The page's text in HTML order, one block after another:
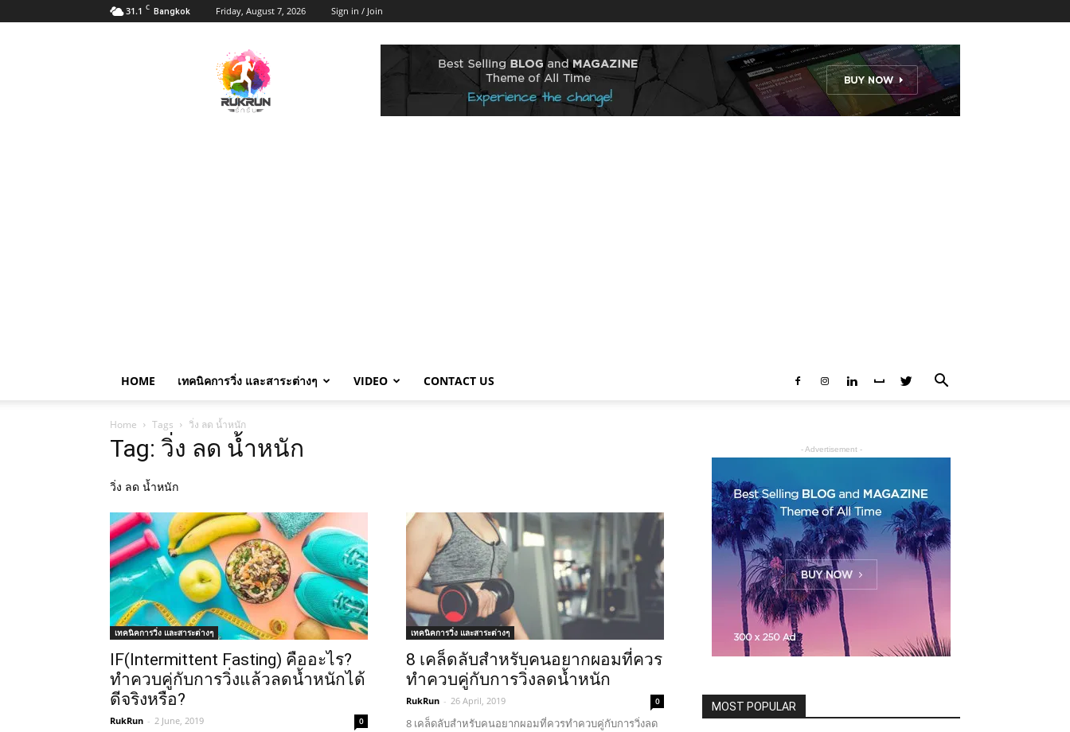
31.1 C Bangkok Friday, August 7, 2026 Sign in / Join
HOME เทคนิคการวิ่ง และสาระต่างๆ VIDEO CONTACT US
Home Tags วิ่ง ลด น้ำหนัก
Tag: วิ่ง ลด น้ำหนัก
วิ่ง ลด น้ำหนัก
เทคนิคการวิ่ง และสาระต่างๆ
IF(Intermittent Fasting) คืออะไร?
ทำควบคู่กับการวิ่งแล้วลดน้ำหนักได้
ดีจริงหรือ?
RukRun - 2 June, 2019 0
เทคนิคการวิ่ง และสาระต่างๆ
8 เคล็ดลับสำหรับคนอยากผอมที่ควร
ทำควบคู่กับการวิ่งลดน้ำหนัก
RukRun - 26 April, 2019 0
8 เคล็ดลับสำหรับคนอยากผอมที่ควรทำควบคู่กับการวิ่งลด
- Advertisement -
MOST POPULAR